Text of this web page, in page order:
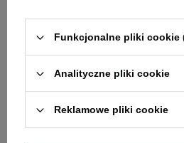
19,99 zł
- +
Do koszyka
Funkcjonalne pliki cookie
Analityczne pliki cookie
Reklamowe pliki cookie